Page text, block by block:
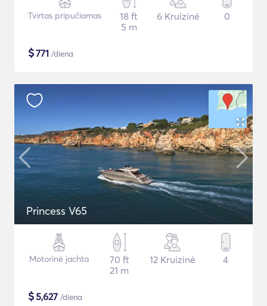
Tvirtas pripučiamas
18 ft
5 m
6 Kruizinė 0
$771 /diena
Princess V65
Motorinė jachta
70 ft
21 m
12 Kruizinė 4
$5,627 /diena